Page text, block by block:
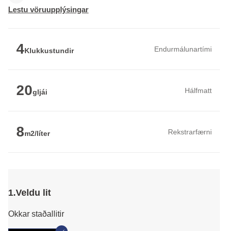
Lestu vöruupplýsingar
4Klukkustundir Endurmálunartími
20gljái Hálfmatt
8m2/líter Rekstrarfærni
1.Veldu lit
Okkar staðallitir